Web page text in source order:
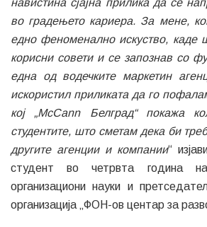
во градењето кариера. За мене,
едно феноменално искуство, каде
корисни совети и се запознав со
една од водечките маркетин
искористил приликата да го
кој „McCann Белград“ покажа
студентите, што сметам дека би
другите агенции и компании“
студент во четрвта година
организациони науки и
организација „ФОН-ов центар за